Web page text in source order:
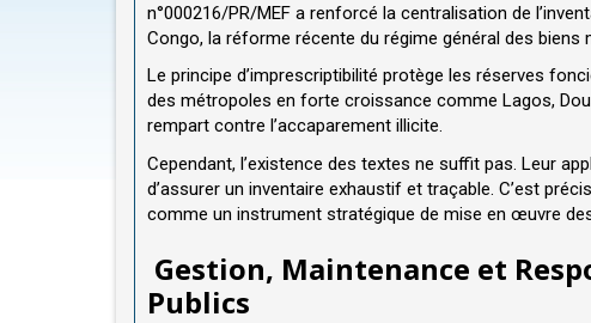
n°000216/PR/MEF a renforcé la centralisation de
Congo, la réforme récente du régime général des
Le principe d’imprescriptibilité protège les réserves
des métropoles en forte croissance comme Lagos,
rempart contre l’accaparement illicite.
Cependant, l’existence des textes ne suffit pas. Leur
d’assurer un inventaire exhaustif et traçable. C’est
comme un instrument stratégique de mise en œuvre
Gestion, Maintenance et
Publics